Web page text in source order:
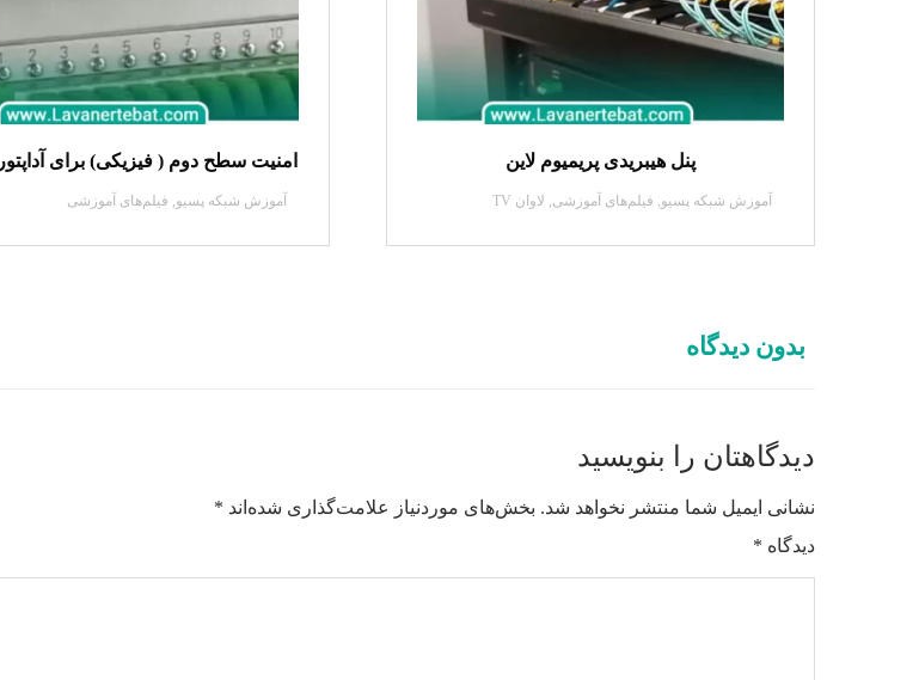
پنل هیبریدی پریمیوم لاین
آموزش شبکه پسیو فیلم‌های آموزشی لاوان TV
امنیت سطح دوم ( فیزیکی) برای آداپتور E-2000
آموزش شبکه پسیو فیلم‌های آموزشی
بدون دیدگاه
دیدگاهتان را بنویسید
نشانی ایمیل شما منتشر نخواهد شد. بخش‌های موردنیاز علامت‌گذاری شده‌اند *
دیدگاه *